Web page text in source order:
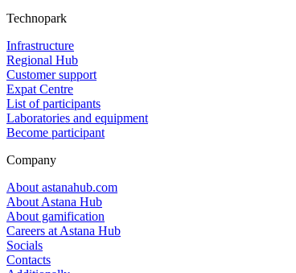
Technopark
Infrastructure
Regional Hub
Customer support
Expat Centre
List of participants
Laboratories and equipment
Become participant
Company
About astanahub.com
About Astana Hub
About gamification
Careers at Astana Hub
Socials
Contacts